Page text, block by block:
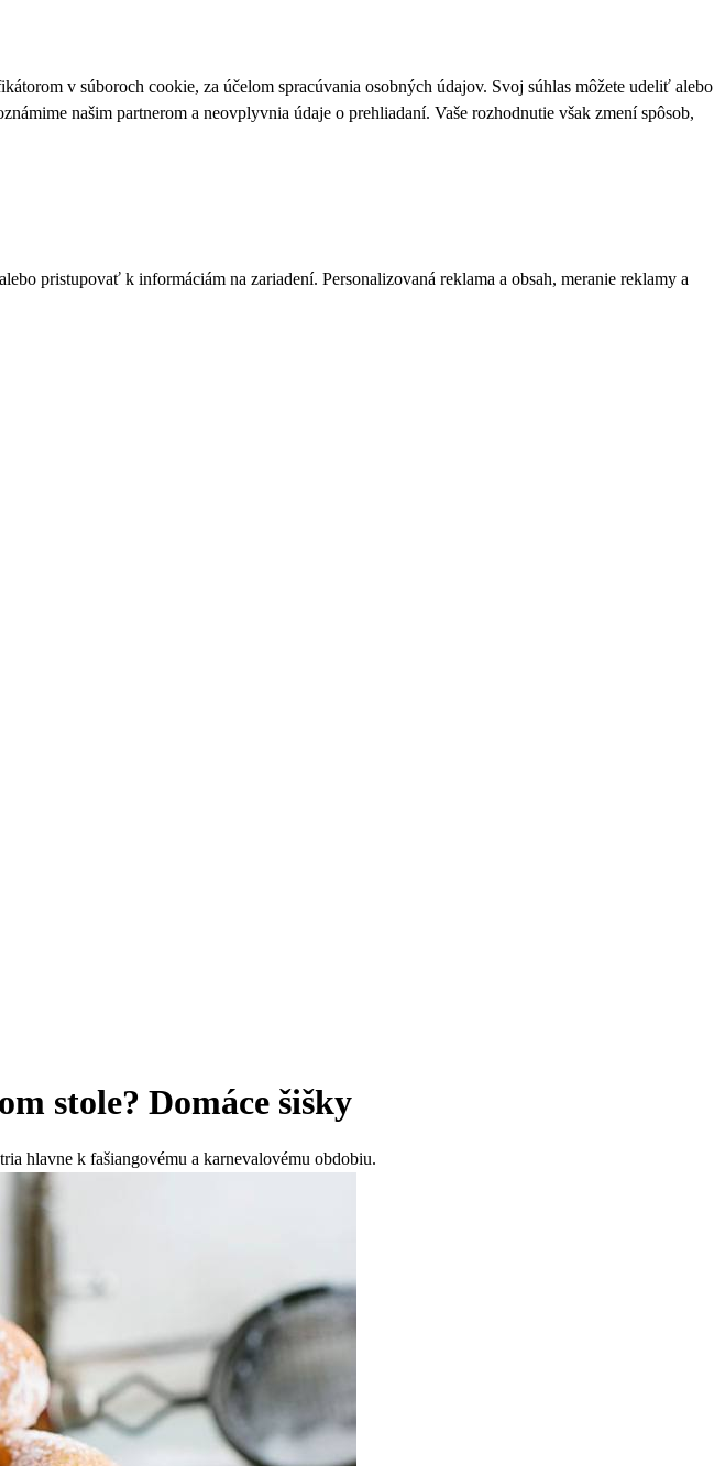
v súboroch cookie, za účelom spracúvania osobných údajov. Svoj súhlas môžete udeliť alebo
našim partnerom a neovplyvnia údaje o prehliadaní. Vaše rozhodnutie však zmení spôsob,
pristupovať k informáciám na zariadení. Personalizovaná reklama a obsah, meranie reklamy a
stole? Domáce šišky
hlavne k fašiangovému a karnevalovému obdobiu.